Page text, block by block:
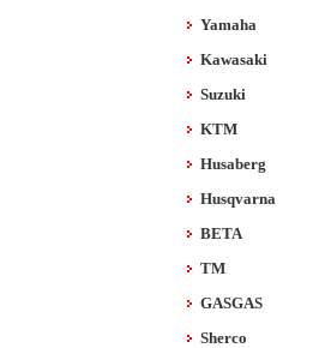
Yamaha
Kawasaki
Suzuki
KTM
Husaberg
Husqvarna
BETA
TM
GASGAS
Sherco